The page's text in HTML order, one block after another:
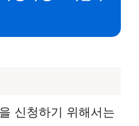
신청하기 위해서는